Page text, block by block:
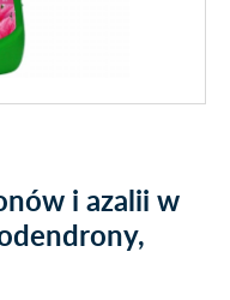
i azalii w